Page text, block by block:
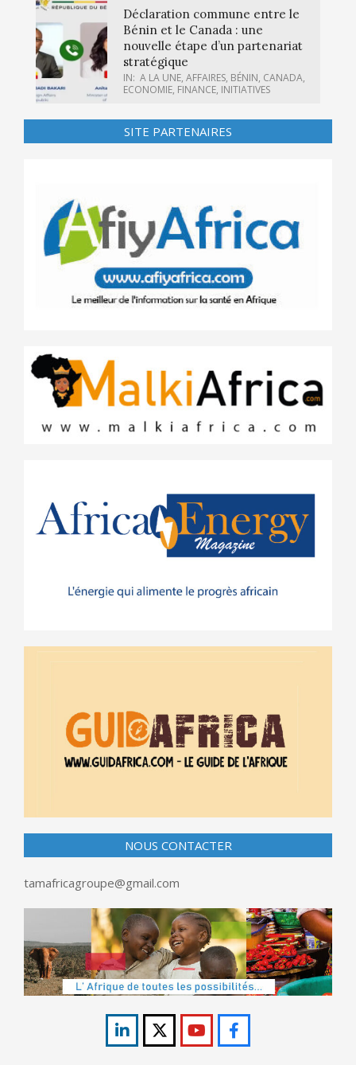
Déclaration commune entre le
Bénin et le Canada : une
nouvelle étape d’un partenariat
stratégique
IN: A LA UNE, AFFAIRES, BÉNIN, CANADA,
ECONOMIE, FINANCE, INITIATIVES
SITE PARTENAIRES
NOUS CONTACTER
tamafricagroupe@gmail.com